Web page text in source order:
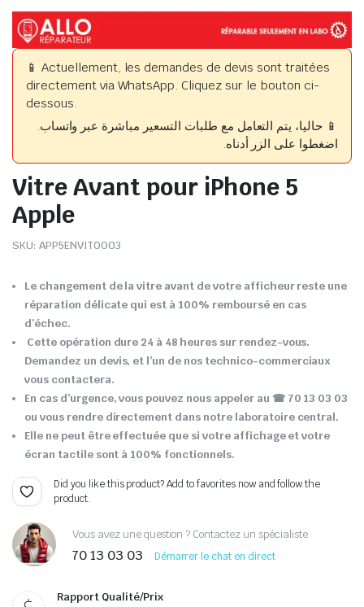
📱 Actuellement, les demandes de devis sont traitées
directement via WhatsApp. Cliquez sur le bouton ci-
dessous.
📱 حاليا، يتم التعامل مع طلبات التسعير مباشرة عبر واتساب.
اضغطوا على الزر أدناه.
Vitre Avant pour iPhone 5
Apple
SKU: APP5ENVIT0003
Le changement de la vitre avant de votre afficheur reste une
réparation délicate qui est à 100% remboursé en cas
d’échec.
Cette opération dure 24 à 48 heures sur rendez-vous.
Demandez un devis, et l’un de nos technico-commerciaux
vous contactera.
En cas d’urgence, vous pouvez nous appeler au ☎ 70 13 03 03
ou vous rendre directement dans notre laboratoire central.
Elle ne peut être effectuée que si votre affichage et votre
écran tactile sont à 100% fonctionnels.
Did you like this product? Add to favorites now and follow the
product.
Vous avez une question ? Contactez un spécialiste
70 13 03 03 Démarrer le chat en direct
Rapport Qualité/Prix